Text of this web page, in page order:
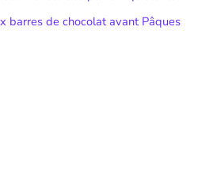
barres de chocolat avant Pâques